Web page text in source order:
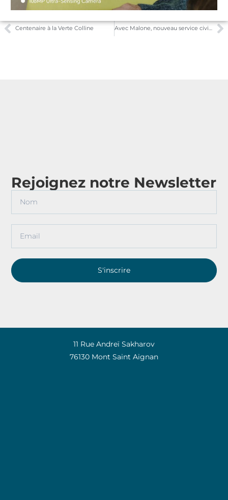
Centenaire à la Verte Colline Avec Malone, nouveau service civique, ça bouge à la Verte Colline
Rejoignez notre Newsletter
S'inscrire
11 Rue Andreï Sakharov
76130 Mont Saint Aignan